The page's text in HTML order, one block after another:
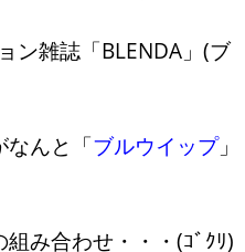
ン雑誌「BLENDA」(ブ
なんと「ブルウイップ」
み合わせ・・・(ｺﾞｸﾘ)